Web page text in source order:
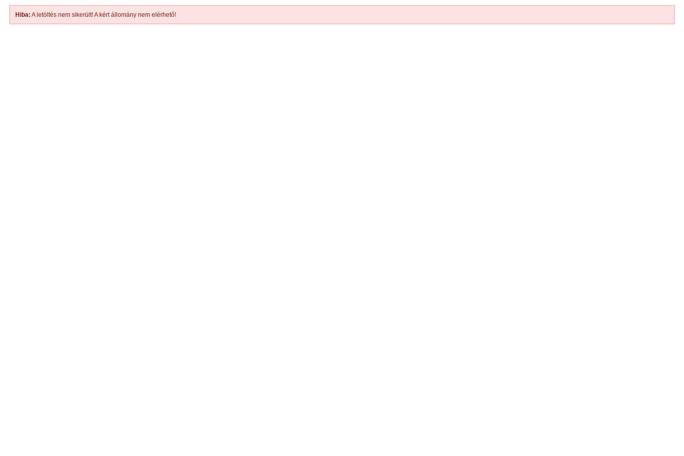
Hiba: A letöltés nem sikerült! A kért állomány nem elérhető!